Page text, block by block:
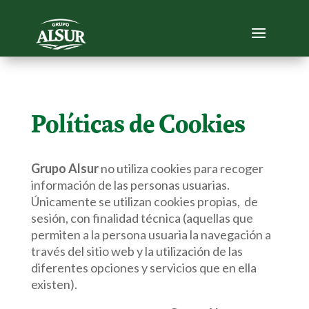
Políticas de Cookies
Grupo Alsurno utiliza cookies para recoger
información de las personas usuarias.
Únicamente se utilizan cookies propias, de
sesión, con finalidad técnica (aquellas que
permiten a la persona usuaria la navegación a
través del sitio web y la utilización de las
diferentes opciones y servicios que en ella
existen).